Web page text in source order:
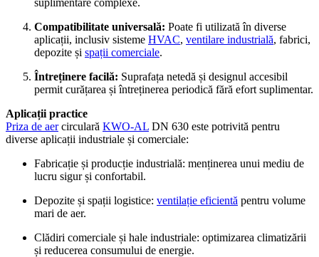
Compatibilitate universală: Poate fi utilizată în diverse
aplicații, inclusiv sisteme HVAC, ventilare industrială, fabrici,
depozite și spații comerciale.
Întreținere facilă: Suprafața netedă și designul accesibil
permit curățarea și întreținerea periodică fără efort suplimentar.
Aplicații practice
Priza de aercirculară KWO-AL DN 630 este potrivită pentru
diverse aplicații industriale și comerciale:
Fabricație și producție industrială: menținerea unui mediu de
lucru sigur și confortabil.
Depozite și spații logistice: ventilație eficientă pentru volume
mari de aer.
Clădiri comerciale și hale industriale: optimizarea climatizării
și reducerea consumului de energie.